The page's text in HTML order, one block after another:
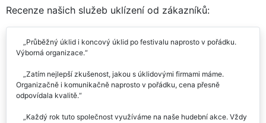
Recenze našich služeb uklízení od zákazníků:
Průběžný úklid i koncový úklid po festivalu naprosto v pořádku.
Výborná organizace.
Zatím nejlepší zkušenost, jakou s úklidovými firmami máme.
Organizačně i komunikačně naprosto v pořádku, cena přesně
odpovídala kvalitě.
Každý rok tuto společnost využíváme na naše hudební akce. Vždy